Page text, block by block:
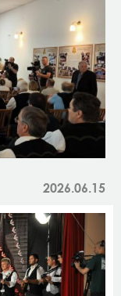
2026.06.15